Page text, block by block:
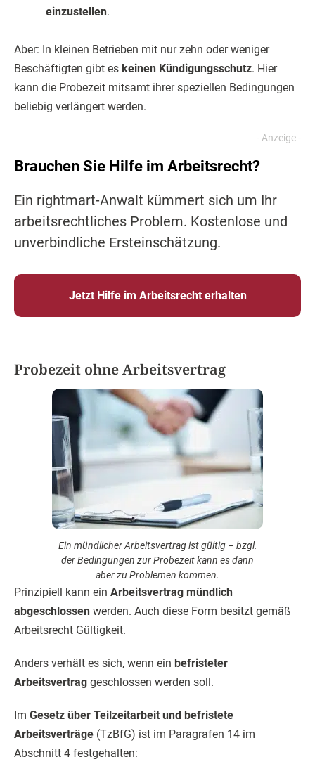
einzustellen.
Aber: In kleinen Betrieben mit nur zehn oder weniger
Beschäftigten gibt es keinen Kündigungsschutz. Hier
kann die Probezeit mitsamt ihrer speziellen Bedingungen
beliebig verlängert werden.
Brauchen Sie Hilfe im Arbeitsrecht?
Ein rightmart-Anwalt kümmert sich um Ihr
arbeitsrechtliches Problem. Kostenlose und
unverbindliche Ersteinschätzung.
Jetzt Hilfe im Arbeitsrecht erhalten
Probezeit ohne Arbeitsvertrag
Ein mündlicher Arbeitsvertrag ist gültig – bzgl.
der Bedingungen zur Probezeit kann es dann
aber zu Problemen kommen.
Prinzipiell kann ein Arbeitsvertrag mündlich
abgeschlossen werden. Auch diese Form besitzt gemäß
Arbeitsrecht Gültigkeit.
Anders verhält es sich, wenn ein befristeter
Arbeitsvertrag geschlossen werden soll.
Im Gesetz über Teilzeitarbeit und befristete
Arbeitsverträge (TzBfG) ist im Paragrafen 14 im
Abschnitt 4 festgehalten: